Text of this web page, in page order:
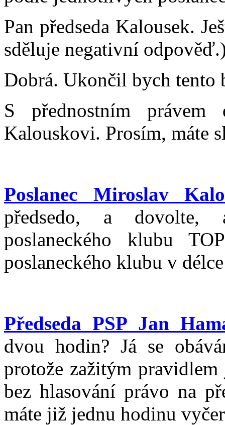
Pan předseda Kalousek.
sděluje negativní
Dobrá. Ukončil bych tento
S přednostním právem
Kalouskovi. Prosím, máte
Poslanec Miroslav
předsedo, a dovolte,
poslaneckého klubu
poslaneckého klubu v
Předseda PSP Jan
dvou hodin? Já se
protože zažitým
bez hlasování právo na
máte již jednu hodinu